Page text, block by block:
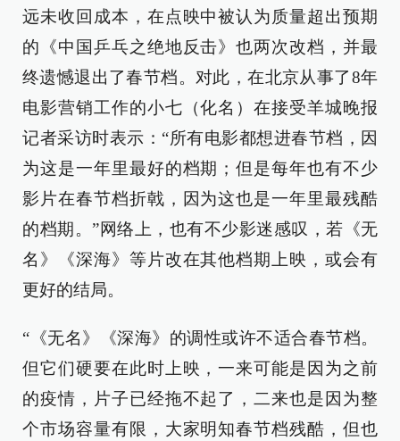
远未收回成本，在点映中被认为质量超出预期
的《中国乒乓之绝地反击》也两次改档，并最
终遗憾退出了春节档。对此，在北京从事了8年
电影营销工作的小七（化名）在接受羊城晚报
记者采访时表示：“所有电影都想进春节档，因
为这是一年里最好的档期；但是每年也有不少
影片在春节档折戟，因为这也是一年里最残酷
的档期。”网络上，也有不少影迷感叹，若《无
名》《深海》等片改在其他档期上映，或会有
更好的结局。
“《无名》《深海》的调性或许不适合春节档。
但它们硬要在此时上映，一来可能是因为之前
的疫情，片子已经拖不起了，二来也是因为整
个市场容量有限，大家明知春节档残酷，但也